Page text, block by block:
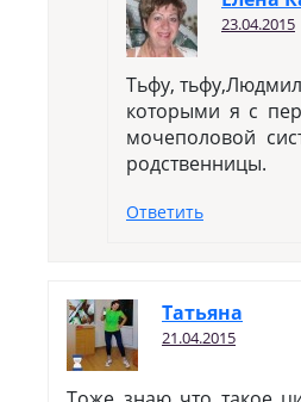
23.04.2015
Тьфу,
которыми я с
мочеполовой
родственницы.
Ответить
Татьяна
21.04.2015